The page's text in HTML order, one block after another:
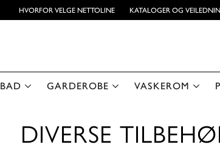
HVORFOR VELGE NETTOLINE KATALOGER OG
BAD GARDEROBE VASKEROM
DIVERSE